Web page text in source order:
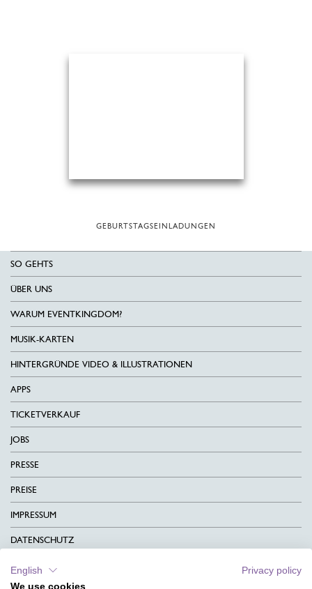
GEBURTSTAGSEINLADUNGEN
SO GEHTS
ÜBER UNS
WARUM EVENTKINGDOM?
MUSIK-KARTEN
HINTERGRÜNDE VIDEO & ILLUSTRATIONEN
APPS
TICKETVERKAUF
JOBS
PRESSE
PREISE
IMPRESSUM
DATENSCHUTZ
KONTAKT
English
Privacy policy
We use cookies